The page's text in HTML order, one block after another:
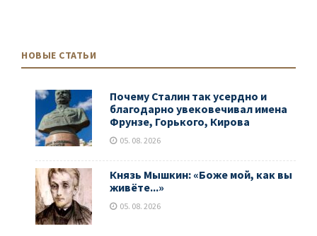
НОВЫЕ СТАТЬИ
Почему Сталин так усердно и
благодарно увековечивал имена
Фрунзе, Горького, Кирова
05. 08. 2026
Князь Мышкин: «Боже мой, как вы
живёте...»
05. 08. 2026